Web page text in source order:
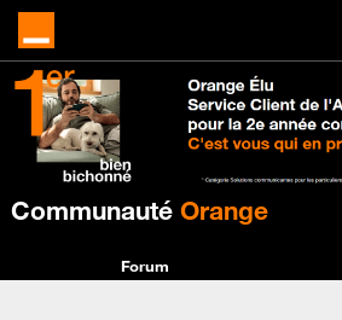
Communauté Orange
Forum